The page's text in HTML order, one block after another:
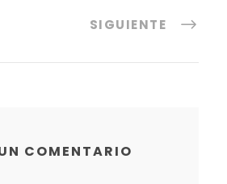
SIGUIENTE
COMENTARIO